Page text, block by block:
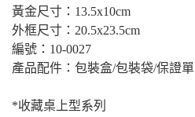
黃金尺寸：13.5x10cm
外框尺寸：20.5x23.5cm
編號：10-0027
產品配件：包裝盒/包裝袋/保證單
*收藏桌上型系列